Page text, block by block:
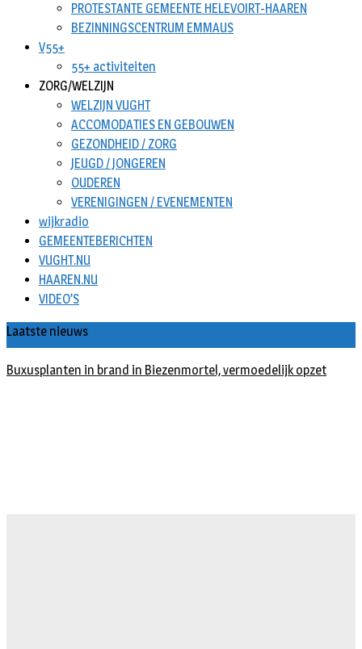
PROTESTANTE GEMEENTE HELEVOIRT-HAAREN
BEZINNINGSCENTRUM EMMAUS
V55+
55+ activiteiten
ZORG/WELZIJN
WELZIJN VUGHT
ACCOMODATIES EN GEBOUWEN
GEZONDHEID / ZORG
JEUGD / JONGEREN
OUDEREN
VERENIGINGEN / EVENEMENTEN
wijkradio
GEMEENTEBERICHTEN
VUGHT.NU
HAAREN.NU
VIDEO’S
Laatste nieuws
Buxusplanten in brand in Biezenmortel, vermoedelijk opzet